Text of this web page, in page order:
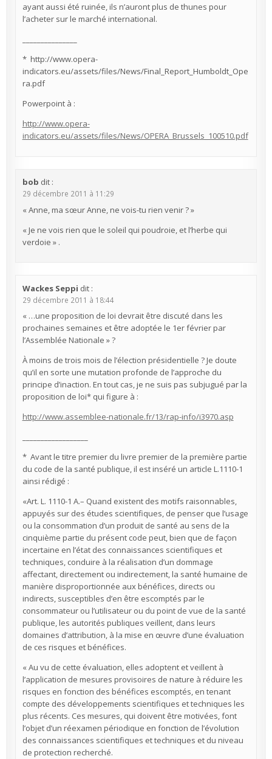
ayant aussi été ruinée, ils n’auront plus de thunes pour
l’acheter sur le marché international.
* http://www.opera-
indicators.eu/assets/files/News/Final_Report_Humboldt_Ope
ra.pdf
Powerpoint à :
http://www.opera-
indicators.eu/assets/files/News/OPERA_Brussels_100510.pdf
bob dit :
29 décembre 2011 à 11:29
« Anne, ma sœur Anne, ne vois-tu rien venir ? »
« Je ne vois rien que le soleil qui poudroie, et l’herbe qui
verdoie » .
Wackes Seppi dit :
29 décembre 2011 à 18:44
« …une proposition de loi devrait être discuté dans les
prochaines semaines et être adoptée le 1er février par
l’Assemblée Nationale » ?
À moins de trois mois de l’élection présidentielle ? Je doute
qu’il en sorte une mutation profonde de l’approche du
principe d’inaction. En tout cas, je ne suis pas subjugué par la
proposition de loi* qui figure à :
http://www.assemblee-nationale.fr/13/rap-info/i3970.asp
* Avant le titre premier du livre premier de la première partie
du code de la santé publique, il est inséré un article L.1110-1
ainsi rédigé :
«Art. L. 1110-1 A.– Quand existent des motifs raisonnables,
appuyés sur des études scientifiques, de penser que l’usage
ou la consommation d’un produit de santé au sens de la
cinquième partie du présent code peut, bien que de façon
incertaine en l’état des connaissances scientifiques et
techniques, conduire à la réalisation d’un dommage
affectant, directement ou indirectement, la santé humaine de
manière disproportionnée aux bénéfices, directs ou
indirects, susceptibles d’en être escomptés par le
consommateur ou l’utilisateur ou du point de vue de la santé
publique, les autorités publiques veillent, dans leurs
domaines d’attribution, à la mise en œuvre d’une évaluation
de ces risques et bénéfices.
« Au vu de cette évaluation, elles adoptent et veillent à
l’application de mesures provisoires de nature à réduire les
risques en fonction des bénéfices escomptés, en tenant
compte des développements scientifiques et techniques les
plus récents. Ces mesures, qui doivent être motivées, font
l’objet d’un réexamen périodique en fonction de l’évolution
des connaissances scientifiques et techniques et du niveau
de protection recherché.